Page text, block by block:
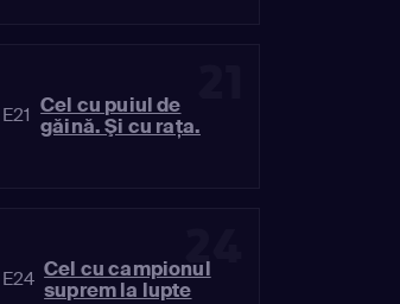
Cel cu puiul de
găină. Şi cu raţa.
24
Cel cu campionul
suprem la lupte